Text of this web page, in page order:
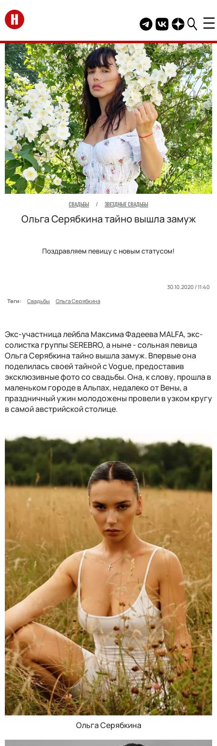
Перейти на главную
Telegram канал
Группа HELLO
Канал
СВАДЬБЫ / ЗВЕЗДНЫЕ СВАДЬБЫ
Ольга Серябкина тайно вышла замуж
Поздравляем певицу с новым статусом!
30.10.2020 / 11:40
Теги:
Свадьбы Ольга Серябкина
Экс-участница лейбла Максима Фадеева MALFA, экс-
солистка группы SEREBRO, а ныне - сольная певица
Ольга Серябкина тайно вышла замуж. Впервые она
поделилась своей тайной с Vogue, предоставив
эксклюзивные фото со свадьбы. Она, к слову, прошла в
маленьком городе в Альпах, недалеко от Вены, а
праздничный ужин молодожены провели в узком кругу
в самой австрийской столице.
Ольга Серябкина